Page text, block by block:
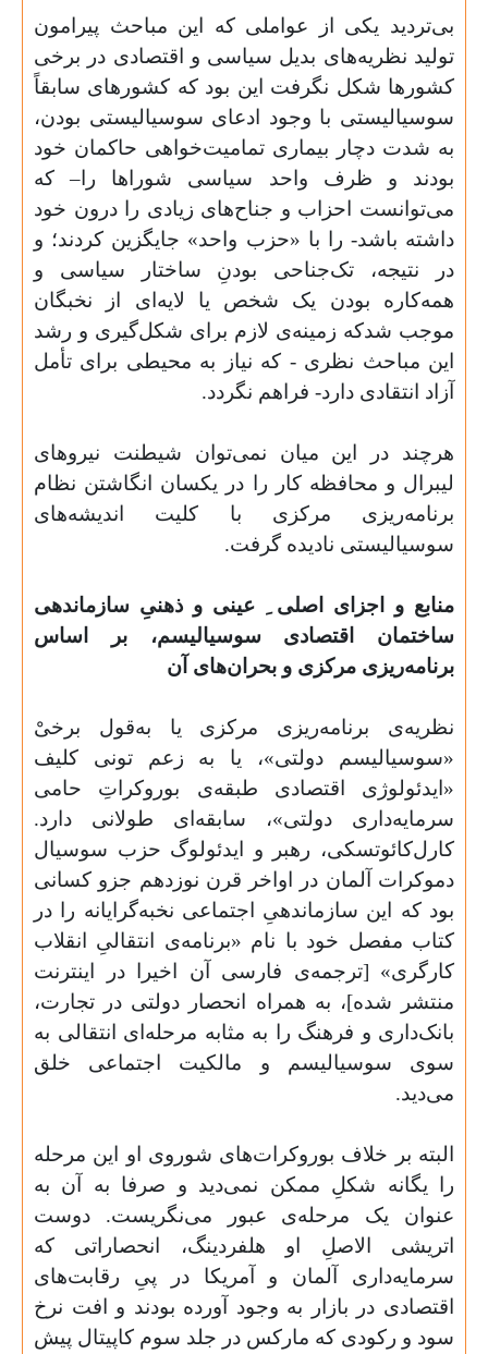
بی‌تردید یکی از عواملی که این مباحث پیرامون
تولید نظریه‌های بدیل سیاسی و اقتصادی در برخی
کشورها شکل نگرفت این بود که کشورهای سابقاً
سوسیالیستی با وجود ادعای سوسیالیستی بودن،
به شدت دچار بیماری تمامیت‌خواهی حاکمان خود
بودند و ظرف واحد سیاسی شوراها را–
که
می‌توانست احزاب و جناح‌های زیادی را درون خود
داشته باشد- را با «حزب واحد» جایگزین کردند؛ و
در نتیجه‌، تک‌جناحی بودنِ ساختار سیاسی و
همه‌کاره بودن یک شخص یا لایه‌ای از نخبگان
موجب شدکه زمینه‌ی لازم برای شکل‌گیری و رشد
این مباحث نظری - که نیاز به محیطی برای تأمل
آزاد انتقادی دارد- فراهم نگردد.
هرچند در این میان نمی‌توان شیطنت نیروهای
لیبرال و محافظه کار را در یکسان انگاشتن نظام
برنامه‌ریزی مرکزی با کلیت اندیشه‌های
سوسیالیستی نادیده گرفت.
منابع و اجزای اصلی ِ عینی و ذهنیِ سازماندهی
ساختمان اقتصادی سوسیالیسم، بر اساس
برنامه‌ریزی مرکزی و بحران‌های آن
نظریه‌ی برنامه‌ریزی مرکزی یا به‌قول برخیْ
«سوسیالیسم دولتی»، یا به زعم تونی کلیف
«ایدئولوژی اقتصادی طبقه‌ی بوروکراتِ حامی
سرمایه‌داری دولتی»، سابقه‌ای طولانی دارد.
کارل‌کائوتسکی، رهبر و ایدئولوگ حزب سوسیال
دموکرات آلمان در اواخر قرن نوزدهم جزو کسانی
بود که این سازماندهیِ اجتماعی نخبه‌گرایانه را در
کتاب مفصل خود با نام «برنامه‌ی انتقالیِ انقلاب
کارگری» [ترجمه‌ی فارسی آن اخیرا در اینترنت
منتشر شده]، به همراه انحصار دولتی در تجارت،
بانک‌داری و فرهنگ را به مثابه مرحله‌ای انتقالی به
سوی سوسیالیسم و مالکیت اجتماعی خلق
می‌دید.
البته بر خلاف بوروکرات‌های شوروی او این مرحله
را یگانه شکلِ ممکن نمی‌دید و صرفا به آن به
عنوان یک مرحله‌ی عبور می‌نگریست. دوست
اتریشی الاصلِ او هلفردینگ، انحصاراتی که
سرمایه‌داری آلمان و آمریکا در پیِ رقابت‌های
اقتصادی در بازار به وجود آورده بودند و افت نرخ
سود و رکودی که مارکس در جلد سوم کاپیتال پیش